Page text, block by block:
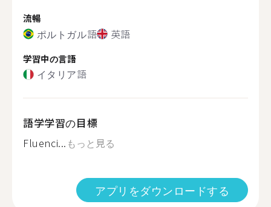
流暢
ポルトガル語 英語
学習中の言語
イタリア語
語学学習の目標
Fluenci... もっと見る
アプリをダウンロードする